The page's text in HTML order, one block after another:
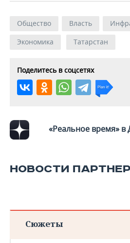
Общество Власть
Экономика
Татарстан
Поделитесь в соцсетях
«Реальное время» в
НОВОСТИ
Сюжеты